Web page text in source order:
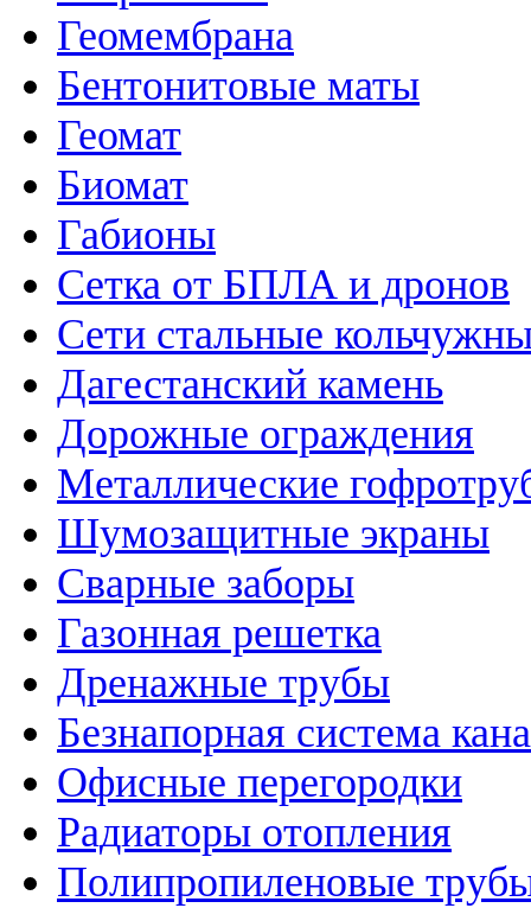
Геомембрана
Бентонитовые маты
Геомат
Биомат
Габионы
Сетка от БПЛА и дронов
Сети стальные
Дагестанский камень
Дорожные ограждения
Металлические
Шумозащитные экраны
Сварные заборы
Газонная решетка
Дренажные трубы
Безнапорная система
Офисные перегородки
Радиаторы отопления
Полипропиленовые